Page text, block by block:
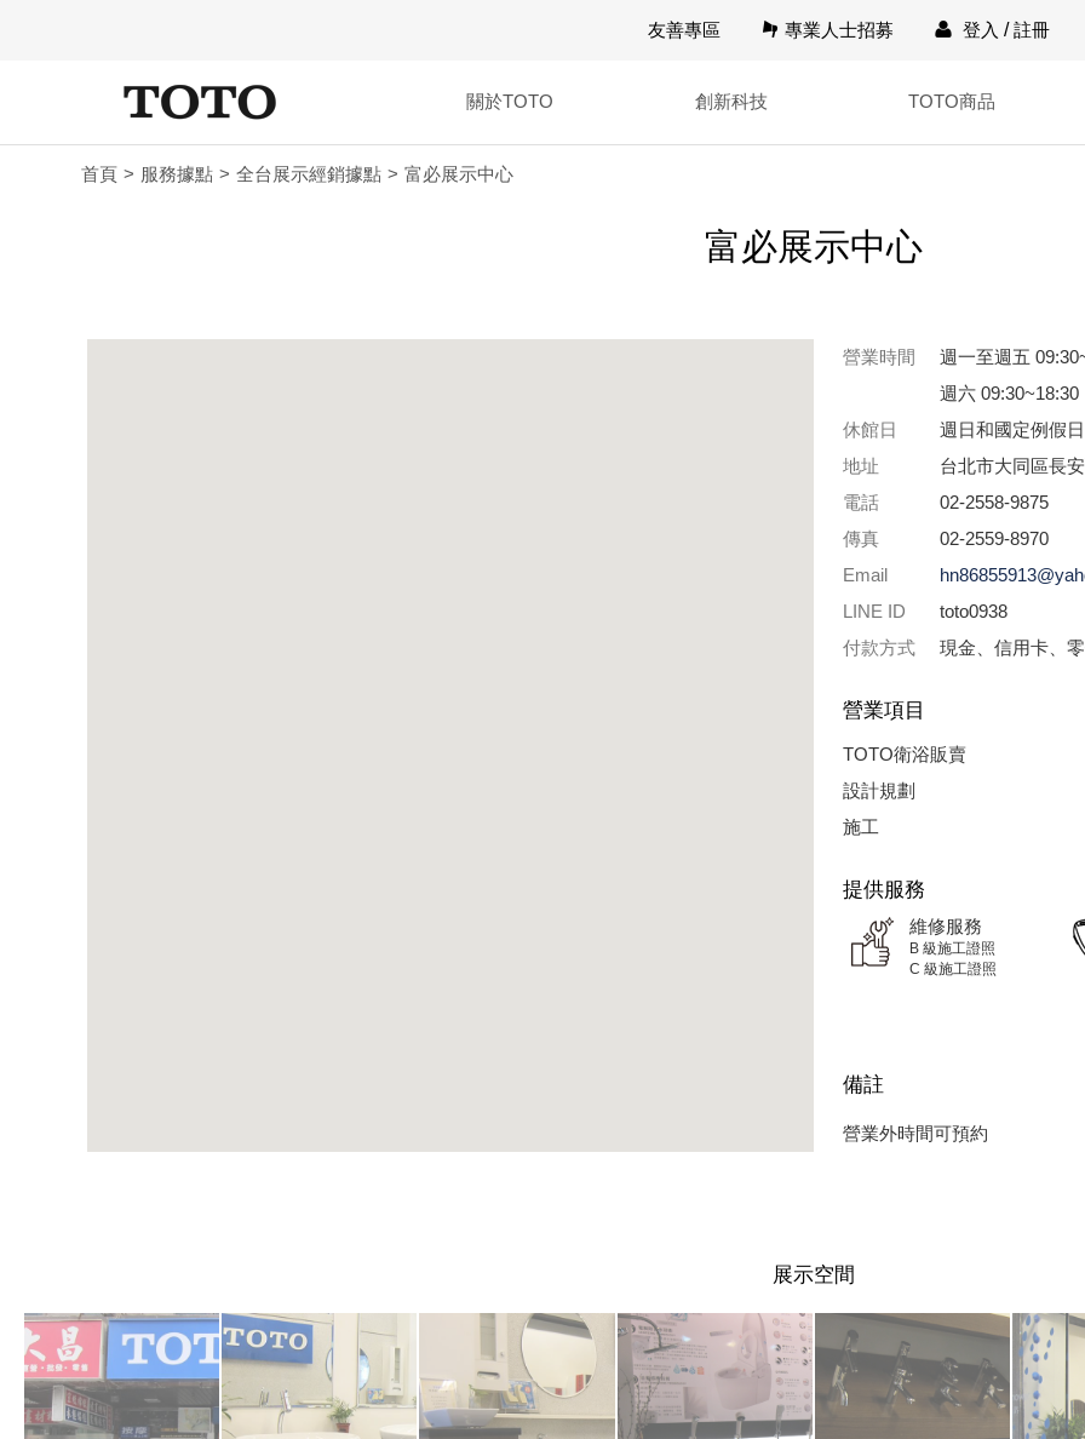
友善專區 專業人士招募 登入 /註冊
關於TOTO 創新科技 TOTO商品
首頁 服務據點 全台展示經銷據點 富必展示中心
富必展示中心
營業時間
週一至週五
週六 09:30~18:30
休館日
週日和國定例假日
地址
台北市大同區長
電話
02-2558-9875
傳真
02-2559-8970
Email
LINE ID
toto0938
付款方式
現金、信用卡、
營業項目
TOTO衛浴販賣
設計規劃
施工
提供服務
維修服務
B 級施工證照
C 級施工證照
備註
營業外時間可預約
展示空間